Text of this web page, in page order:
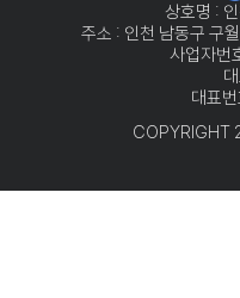
상호명 :
주소 : 인천 남동구 구
사업자번
대표
COPYRIGHT